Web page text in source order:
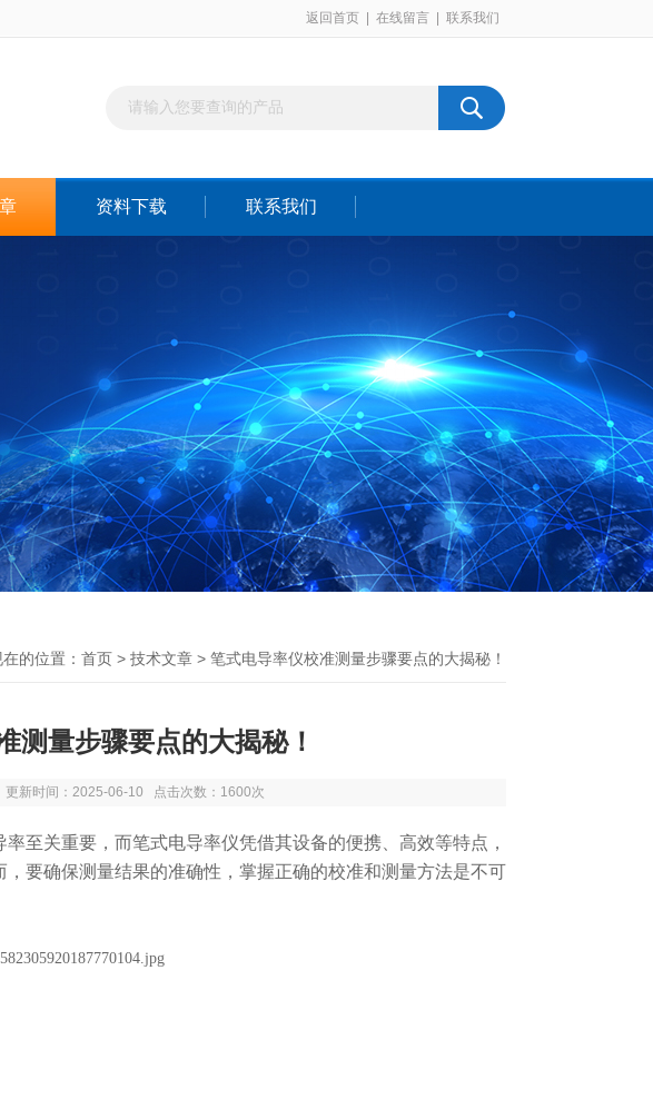
返回首页 在线留言 联系我们
资料下载 联系我们
的位置： 首页 > 技术文章 > 笔式电导率仪校准测量步骤要点的大揭秘！
测量步骤要点的大揭秘！
新时间：2025-06-10 点击次数：1600次
关重要，而笔式电导率仪凭借其设备的便携、高效等特点，
要确保测量结果的准确性，掌握正确的校准和测量方法是不可